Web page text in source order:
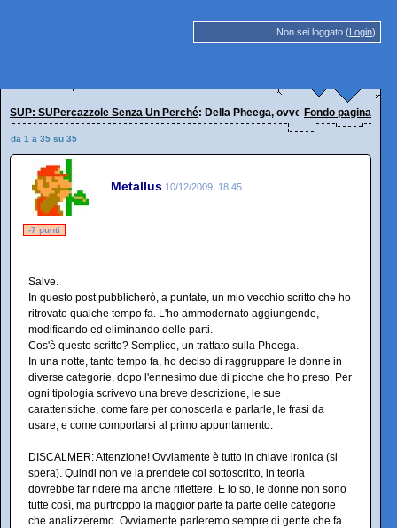
Non sei loggato (Login)
SUP: SUPercazzole Senza Un Perché: Della Pheega, ovvero: Manuale d'uso
Fondo pagina
da 1 a 35 su 35
Metallus 10/12/2009, 18:45
-7 punti
Salve.
In questo post pubblicherò, a puntate, un mio vecchio scritto che ho
ritrovato qualche tempo fa. L'ho ammodernato aggiungendo,
modificando ed eliminando delle parti.
Cos'è questo scritto? Semplice, un trattato sulla Pheega.
In una notte, tanto tempo fa, ho deciso di raggruppare le donne in
diverse categorie, dopo l'ennesimo due di picche che ho preso. Per
ogni tipologia scrivevo una breve descrizione, le sue
caratteristiche, come fare per conoscerla e parlarle, le frasi da
usare, e come comportarsi al primo appuntamento.
DISCALMER: Attenzione! Ovviamente è tutto in chiave ironica (si
spera). Quindi non ve la prendete col sottoscritto, in teoria
dovrebbe far ridere ma anche riflettere. E lo so, le donne non sono
tutte così, ma purtroppo la maggior parte fa parte delle categorie
che analizzeremo. Ovviamente parleremo sempre di gente che fa